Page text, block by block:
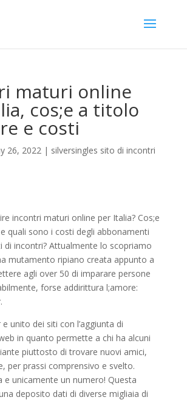
maturi online
cos;e a titolo
e costi
26, 2022| silversingles sito di incontri
incontri maturi online per Italia? Cos;e
quali sono i costi degli abbonamenti
di incontri? Attualmente lo scopriamo
mutamento ripiano creata appunto a
agli over 50 di imparare persone
forse addirittura l;amore:
unito dei siti con l’aggiunta di
in quanto permette a chi ha alcuni
piuttosto di trovare nuovi amici,
per prassi comprensivo e svelto.
e unicamente un numero! Questa
deposito dati di diverse migliaia di